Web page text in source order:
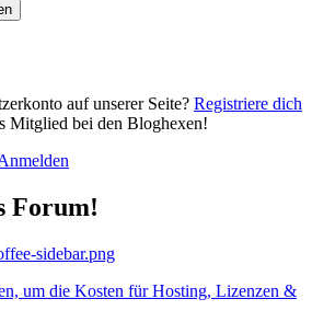
auf unserer Seite? Registriere dich
Mitglied bei den Bloghexen!
Forum!
um die Kosten für Hosting, Lizenzen &